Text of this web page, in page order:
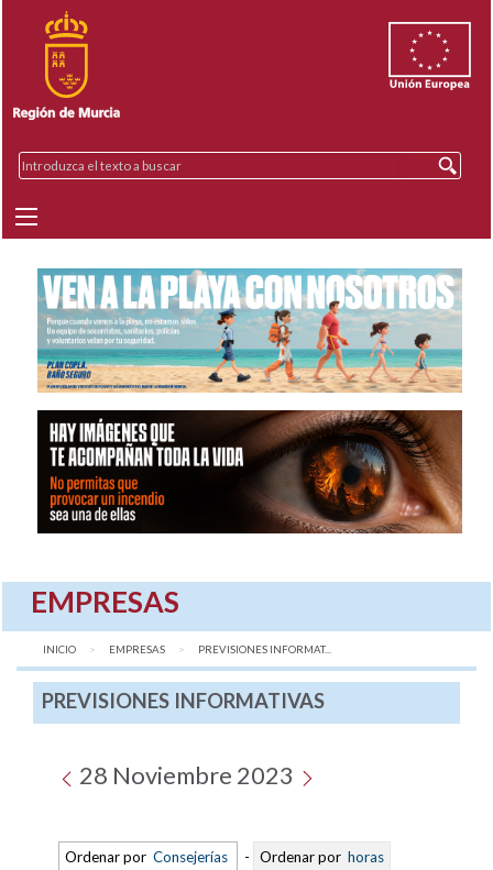
EMPRESAS
INICIO EMPRESAS AQUÍ:
PREVISIONES INFORMAT...
PREVISIONES INFORMATIVAS
28 Noviembre 2023
Ordenar por Consejerías - Ordenar por horas